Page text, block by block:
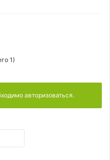
1)
авторизоваться.